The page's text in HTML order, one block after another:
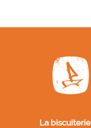
La biscuiterie